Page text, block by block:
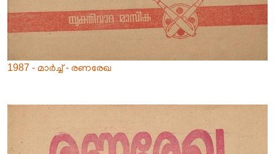
1987 - മാർച്ച് - രണരേഖ